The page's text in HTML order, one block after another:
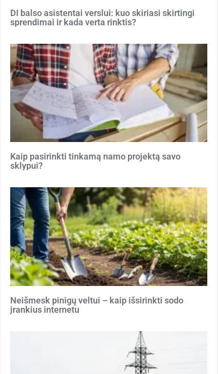
DI balso asistentai verslui: kuo skiriasi skirtingi
sprendimai ir kada verta rinktis?
Kaip pasirinkti tinkamą namo projektą savo
sklypui?
Neišmesk pinigų veltui – kaip išsirinkti sodo
įrankius internetu